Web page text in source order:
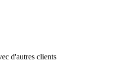
d'autres clients